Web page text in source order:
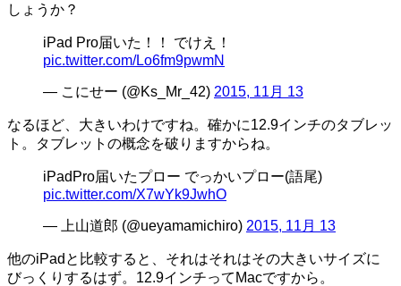
しょうか？
iPad Pro届いた！！ でけえ！
pic.twitter.com/Lo6fm9pwmN
— こにせー (@Ks_Mr_42) 2015, 11月 13
なるほど、大きいわけですね。確かに12.9インチのタブレッ
ト。タブレットの概念を破りますからね。
iPadPro届いたプロー でっかいプロー(語尾)
pic.twitter.com/X7wYk9JwhO
— 上山道郎 (@ueyamamichiro) 2015, 11月 13
他のiPadと比較すると、それはそれはその大きいサイズに
びっくりするはず。12.9インチってMacですから。